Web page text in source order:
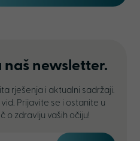
naš newsletter.
rješenja i aktualni sadržaji.
Prijavite se i ostanite u
o zdravlju vaših očiju!